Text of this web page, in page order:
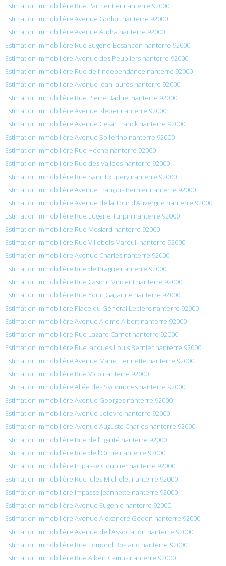
Estimation immobilière Rue Parmentier nanterre 92000
Estimation immobilière Avenue Godon nanterre 92000
Estimation immobilière Avenue Audra nanterre 92000
Estimation immobilière Rue Eugene Besancon nanterre 92000
Estimation immobilière Avenue des Peupliers nanterre 92000
Estimation immobilière Rue de l’Independance nanterre 92000
Estimation immobilière Avenue Jean Jaurès nanterre 92000
Estimation immobilière Rue Pierre Baduel nanterre 92000
Estimation immobilière Avenue Kleber nanterre 92000
Estimation immobilière Avenue Cesar Franck nanterre 92000
Estimation immobilière Avenue Solferino nanterre 92000
Estimation immobilière Rue Hoche nanterre 92000
Estimation immobilière Rue des Vallées nanterre 92000
Estimation immobilière Rue Saint Exupery nanterre 92000
Estimation immobilière Avenue François Bernier nanterre 92000
Estimation immobilière Avenue de la Tour d’Auvergne nanterre 92000
Estimation immobilière Rue Eugene Turpin nanterre 92000
Estimation immobilière Rue Moslard nanterre 92000
Estimation immobilière Rue Villebois Mareuil nanterre 92000
Estimation immobilière Avenue Charles nanterre 92000
Estimation immobilière Rue de Prague nanterre 92000
Estimation immobilière Rue Casimir Vincent nanterre 92000
Estimation immobilière Rue Youri Gagarine nanterre 92000
Estimation immobilière Place du Général Leclerc nanterre 92000
Estimation immobilière Avenue Alcime Albert nanterre 92000
Estimation immobilière Rue Lazare Carnot nanterre 92000
Estimation immobilière Rue Jacques Louis Bernier nanterre 92000
Estimation immobilière Avenue Marie Henriette nanterre 92000
Estimation immobilière Rue Vico nanterre 92000
Estimation immobilière Allée des Sycomores nanterre 92000
Estimation immobilière Avenue Georges nanterre 92000
Estimation immobilière Avenue Lefevre nanterre 92000
Estimation immobilière Avenue Auguste Charles nanterre 92000
Estimation immobilière Rue de l’Égalité nanterre 92000
Estimation immobilière Rue de l’Orme nanterre 92000
Estimation immobilière Impasse Goublier nanterre 92000
Estimation immobilière Rue Jules Michelet nanterre 92000
Estimation immobilière Impasse Jeannette nanterre 92000
Estimation immobilière Avenue Eugenie nanterre 92000
Estimation immobilière Avenue Alexandre Godon nanterre 92000
Estimation immobilière Avenue de l’Association nanterre 92000
Estimation immobilière Rue Edmond Rostand nanterre 92000
Estimation immobilière Rue Albert Camus nanterre 92000